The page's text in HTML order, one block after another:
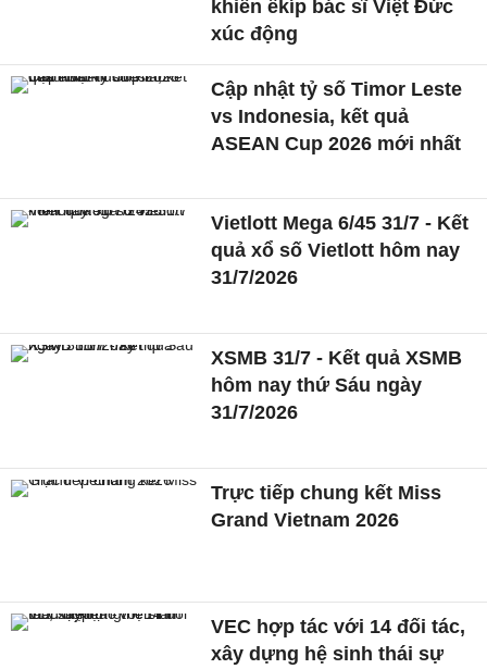
khiến êkíp bác sĩ Việt Đức
xúc động
Cập nhật tỷ số Timor Leste
vs Indonesia, kết quả
ASEAN Cup 2026 mới nhất
Vietlott Mega 6/45 31/7 - Kết
quả xổ số Vietlott hôm nay
31/7/2026
XSMB 31/7 - Kết quả XSMB
hôm nay thứ Sáu ngày
31/7/2026
Trực tiếp chung kết Miss
Grand Vietnam 2026
VEC hợp tác với 14 đối tác,
xây dựng hệ sinh thái sự